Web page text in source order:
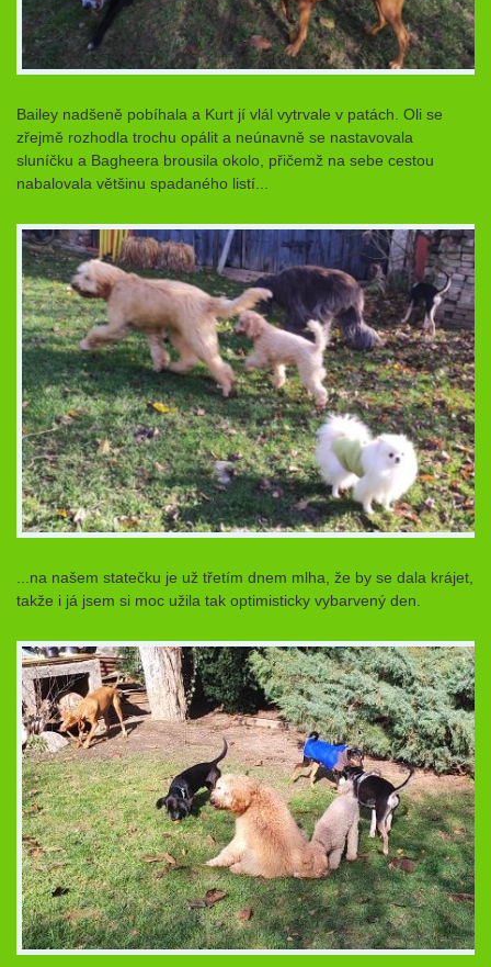
Bailey nadšeně pobíhala a Kurt jí vlál vytrvale v patách. Oli se
zřejmě rozhodla trochu opálit a neúnavně se nastavovala
sluníčku a Bagheera brousila okolo, přičemž na sebe cestou
nabalovala většinu spadaného listí...
...na našem statečku je už třetím dnem mlha, že by se dala krájet,
takže i já jsem si moc užila tak optimisticky vybarvený den.